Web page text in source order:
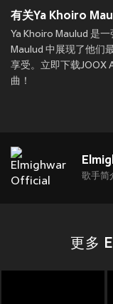
有关Ya Khoiro
Ya Khoiro Maulud 是
Maulud 中展现了他们
享受。立即下载JOOX
曲！
歌手简
更多